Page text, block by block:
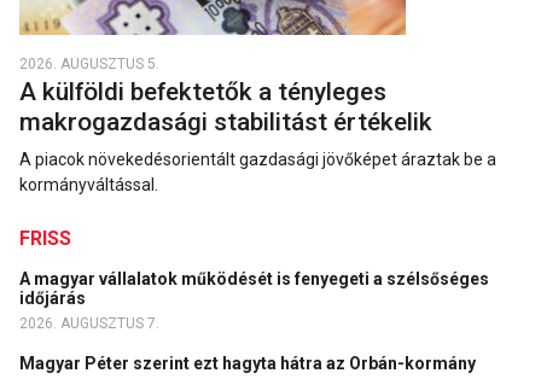
2026. AUGUSZTUS 5.
A külföldi befektetők a tényleges
makrogazdasági stabilitást értékelik
A piacok növekedésorientált gazdasági jövőképet áraztak be a
kormányváltással.
FRISS
A magyar vállalatok működését is fenyegeti a szélsőséges
időjárás
2026. AUGUSZTUS 7.
Magyar Péter szerint ezt hagyta hátra az Orbán-kormány